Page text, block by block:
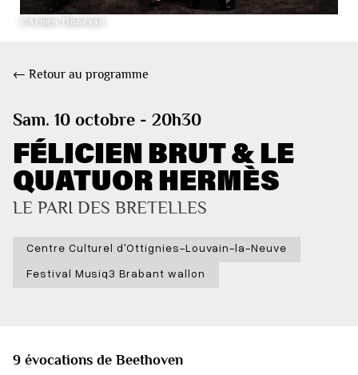
©Armen Doneyan
← Retour au programme
Sam. 10 octobre - 20h30
FÉLICIEN BRUT & LE
QUATUOR HERMÈS
LE PARI DES BRETELLES
Centre Culturel d'Ottignies-Louvain-la-Neuve
Festival Musiq3 Brabant wallon
9 évocations de Beethoven